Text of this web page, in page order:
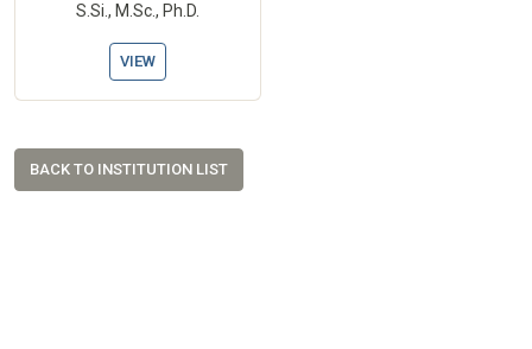
S.Si., M.Sc., Ph.D.
VIEW
BACK TO INSTITUTION LIST